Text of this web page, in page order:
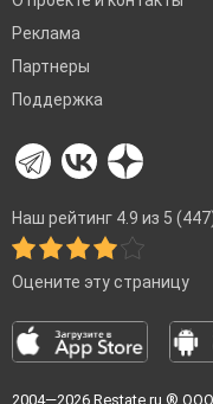
Реклама
Партнеры
Поддержка
Наш рейтинг 4.9 из 5
Оцените эту страницу
2004—2026 Restate.ru ® ООО